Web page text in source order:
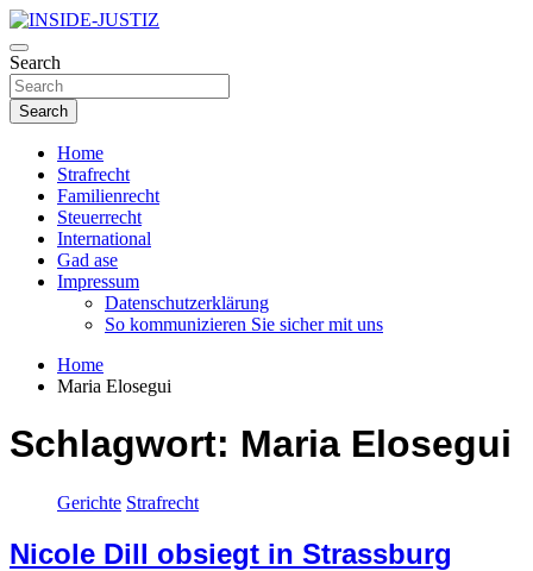
Skip
to
content
INSIDE-JUSTIZ
Investigativer Journalismus zur Dritten Gewalt
Search
Search
Home
Strafrecht
Familienrecht
Steuerrecht
International
Gad ase
Impressum
Datenschutzerklärung
So kommunizieren Sie sicher mit uns
Home
Maria Elosegui
Schlagwort: Maria Elosegui
Gerichte Strafrecht
Nicole Dill obsiegt in Strassburg